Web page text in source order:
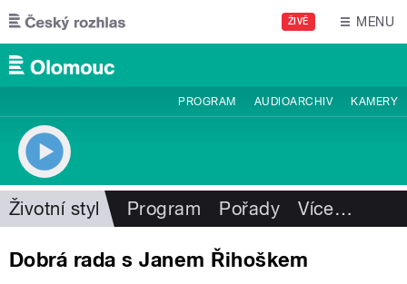
Přejít k hlavnímu obsahu
ŽIVĚ MENU
PROGRAM AUDIOARCHIV KAMERY
Životní styl Program Pořady Více…
Dobrá rada s Janem Řihoškem